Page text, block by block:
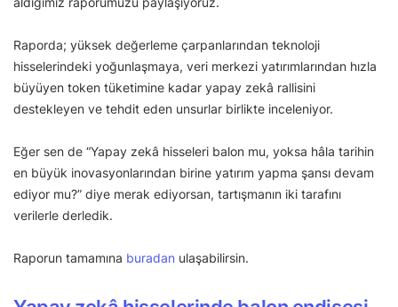
Raporda; yüksek değerleme çarpanlarından teknoloji
hisselerindeki yoğunlaşmaya, veri merkezi yatırımlarından hızla
büyüyen token tüketimine kadar yapay zekâ rallisini
destekleyen ve tehdit eden unsurlar birlikte inceleniyor.
Eğer sen de “Yapay zekâ hisseleri balon mu, yoksa hâla tarihin
en büyük inovasyonlarından birine yatırım yapma şansı devam
ediyor mu?” diye merak ediyorsan, tartışmanın iki tarafını
verilerle derledik.
Raporun tamamına buradan ulaşabilirsin.